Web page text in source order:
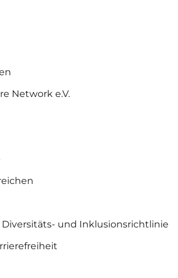
Network e.V.
und Inklusionsrichtlinie